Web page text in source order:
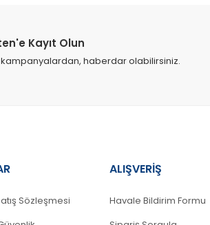
Kayıt Olun
haberdar olabilirsiniz.
Sözleşmesi
ALIŞVERİŞ
Havale Bildirim Formu